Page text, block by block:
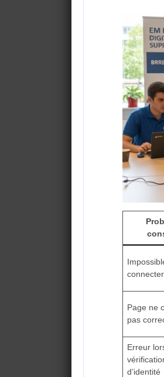
connecter
Page ne
pas
Erreur
d’identité